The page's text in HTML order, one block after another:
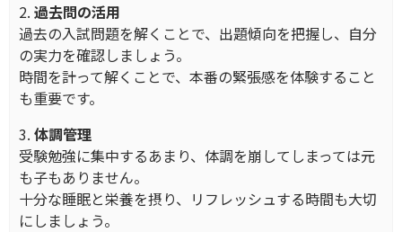
2. 過去問の活用
過去の入試問題を解くことで、出題傾向を把握し、自分
の実力を確認しましょう。
時間を計って解くことで、本番の緊張感を体験すること
も重要です。
3. 体調管理
受験勉強に集中するあまり、体調を崩してしまっては元
も子もありません。
十分な睡眠と栄養を摂り、リフレッシュする時間も大切
にしましょう。